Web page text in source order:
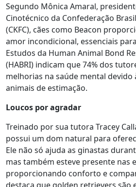
Segundo Mônica Amaral,
Cinotécnico da Confederação
(CKFC), cães como Beacon
amor incondicional, essenciais
Estudos da Human Animal Bond
(HABRI) indicam que 74% dos
melhorias na saúde mental devido
animais de estimação.
Loucos por agradar
Treinado por sua tutora Tracey
possui um dom natural para
Ele não só ajuda as ginastas
mas também esteve presente nas
proporcionando conforto e